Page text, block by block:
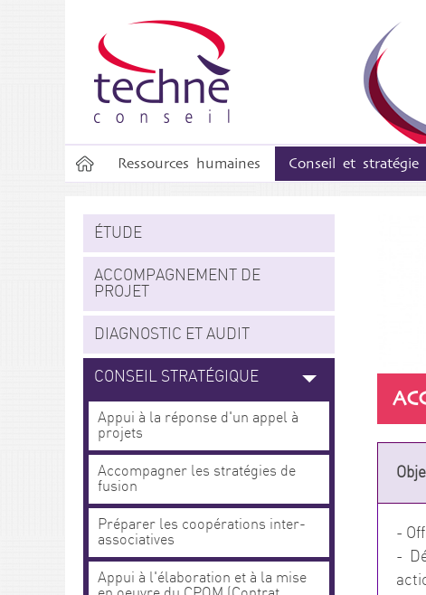
Ressources humaines Conseil et stratégie
-
-
ÉTUDE
ACCOMPAGNEMENT DE
PROJET
DIAGNOSTIC ET AUDIT
CONSEIL STRATÉGIQUE
Appui à la réponse d'un appel à
projets
Accompagner les stratégies de
fusion
Préparer les coopérations inter-
associatives
Appui à l'élaboration et à la mise